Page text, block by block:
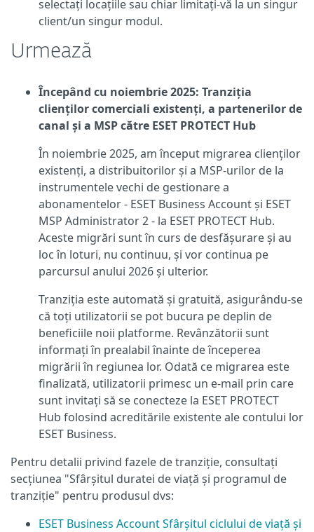
selectați locațiile sau chiar limitați-vă la un singur
client/un singur modul.
Urmează
Începând cu noiembrie 2025: Tranziția
clienților comerciali existenți, a partenerilor de
canal și a MSP către ESET PROTECT Hub
În noiembrie 2025, am început migrarea clienților
existenți, a distribuitorilor și a MSP-urilor de la
instrumentele vechi de gestionare a
abonamentelor - ESET Business Account și ESET
MSP Administrator 2 - la ESET PROTECT Hub.
Aceste migrări sunt în curs de desfășurare și au
loc în loturi, nu continuu, și vor continua pe
parcursul anului 2026 și ulterior.
Tranziția este automată și gratuită, asigurându-se
că toți utilizatorii se pot bucura pe deplin de
beneficiile noii platforme. Revânzătorii sunt
informați în prealabil înainte de începerea
migrării în regiunea lor. Odată ce migrarea este
finalizată, utilizatorii primesc un e-mail prin care
sunt invitați să se conecteze la ESET PROTECT
Hub folosind acreditările existente ale contului lor
ESET Business.
Pentru detalii privind fazele de tranziție, consultați
secțiunea "Sfârșitul duratei de viață și programul de
tranziție" pentru produsul dvs:
ESET Business Account Sfârșitul ciclului de viață și